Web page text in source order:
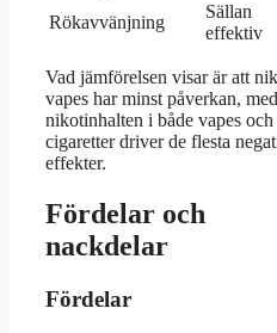
Rökavvänjning
Sällan
effektiv
Vad jämförelsen visar är att
vapes har minst påverkan,
nikotinhalten i både vapes och
cigaretter driver de flesta
effekter.
Fördelar och
nackdelar
Fördelar